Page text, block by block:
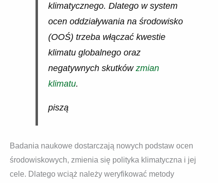
klimatycznego. Dlatego w system
ocen oddziaływania na środowisko
(OOŚ) trzeba włączać kwestie
klimatu globalnego oraz
negatywnych skutków zmian
klimatu.
piszą
Badania naukowe dostarczają nowych podstaw ocen
środowiskowych, zmienia się polityka klimatyczna i jej
cele. Dlatego wciąż należy weryfikować metody